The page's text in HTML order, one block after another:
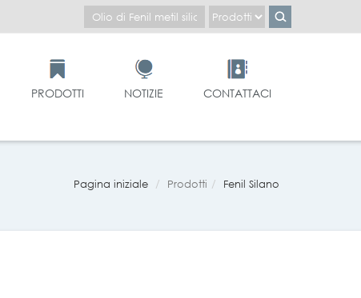
PRODOTTI NOTIZIE CONTATTACI
Pagina iniziale Prodotti Fenil Silano